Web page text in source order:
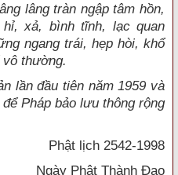
lâng tràn ngập tâm hồn,
xả, bình tĩnh, lạc quan
ngang trái, hẹp hòi, khổ
thường.
lần đầu tiên năm 1959 và
Pháp bảo lưu thông rộng
Phật lịch 2542-1998
Ngày Phật Thành Đạo